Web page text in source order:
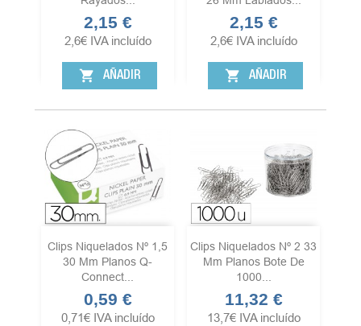
Precio
2,15 €
2,6€ IVA incluído
shopping_cart AÑADIR
Precio
2,15 €
2,6€ IVA incluído
shopping_cart AÑADIR
Clips Niquelados Nº 1,5
30 Mm Planos Q-
Connect...
Precio
0,59 €
0,71€ IVA incluído
Clips Niquelados Nº 2 33
Mm Planos Bote De
1000...
Precio
11,32 €
13,7€ IVA incluído